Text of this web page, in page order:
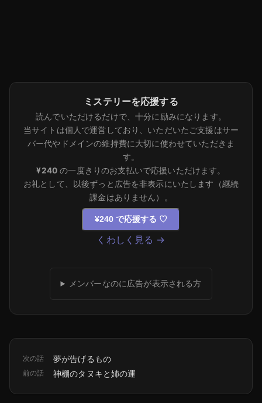
ミステリーを応援する
読んでいただけるだけで、十分に励みになります。
当サイトは個人で運営しており、いただいたご支援はサー
バー代やドメインの維持費に大切に使わせていただきま
す。
¥240 の一度きりのお支払いで応援いただけます。
お礼として、以後ずっと広告を非表示にいたします（継続
課金はありません）。
¥240 で応援する ♡
くわしく見る →
メンバーなのに広告が表示される方
次の話 夢が告げるもの
前の話 神棚のタヌキと姉の運